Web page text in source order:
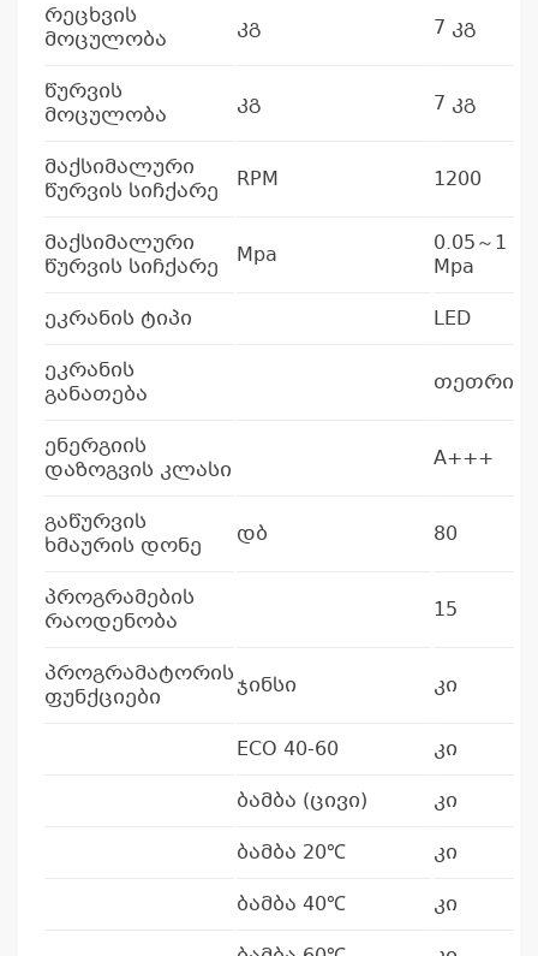
რეცხვის
მოცულობა
კგ 7 კგ
წურვის
მოცულობა
კგ 7 კგ
მაქსიმალური
წურვის სიჩქარე
RPM 1200
მაქსიმალური
წურვის სიჩქარე
Mpa
0.05～1
Mpa
ეკრანის ტიპი
LED
ეკრანის
განათება
თეთრი
ენერგიის
დაზოგვის კლასი
A+++
გაწურვის
ხმაურის დონე
დბ 80
პროგრამების
რაოდენობა
15
პროგრამატორის
ფუნქციები
ჯინსი კი
ECO 40-60
კი
ბამბა (ცივი)
კი
ბამბა 20℃
კი
ბამბა 40℃
კი